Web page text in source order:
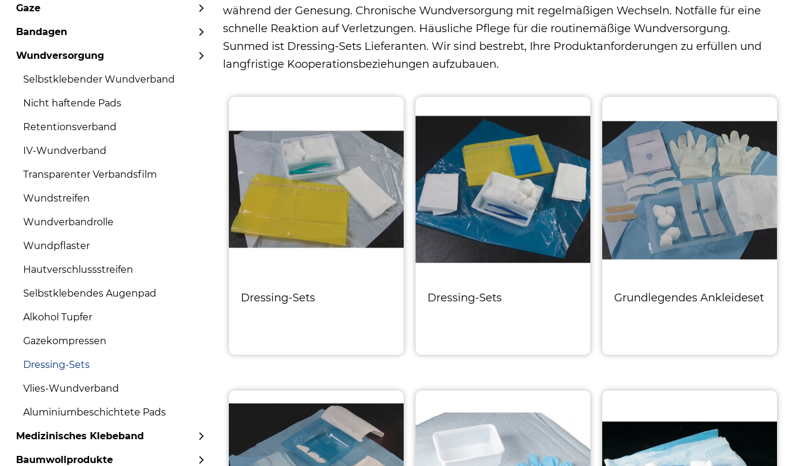
Gaze
Bandagen
Wundversorgung
Selbstklebender Wundverband
Nicht haftende Pads
Retentionsverband
IV-Wundverband
Transparenter Verbandsfilm
Wundstreifen
Wundverbandrolle
Wundpflaster
Hautverschlussstreifen
Selbstklebendes Augenpad
Alkohol Tupfer
Gazekompressen
Dressing-Sets
Vlies-Wundverband
Aluminiumbeschichtete Pads
Medizinisches Klebeband
Baumwollprodukte
während der Genesung. Chronische Wundversorgung mit regelmäßigen Wechseln. Notfälle für eine
schnelle Reaktion auf Verletzungen. Häusliche Pflege für die routinemäßige Wundversorgung.
Sunmed ist Dressing-Sets Lieferanten. Wir sind bestrebt, Ihre Produktanforderungen zu erfüllen und
langfristige Kooperationsbeziehungen aufzubauen.
Dressing-Sets Dressing-Sets Grundlegendes Ankleideset